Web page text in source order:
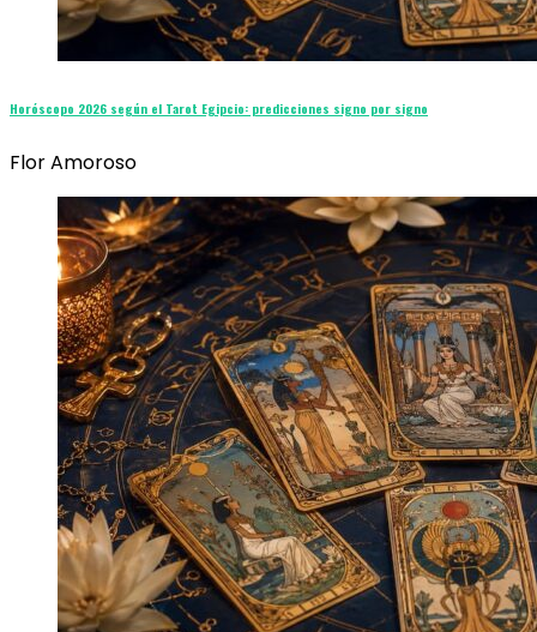
Horóscopo 2026 según el Tarot Egipcio: predicciones signo por signo
Flor Amoroso